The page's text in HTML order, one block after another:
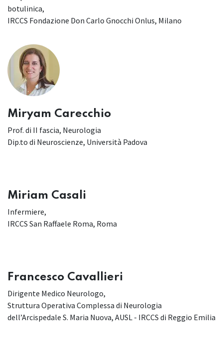
botulinica,
IRCCS Fondazione Don Carlo Gnocchi Onlus, Milano
Miryam Carecchio
Prof. di II fascia, Neurologia
Dip.to di Neuroscienze, Università Padova
Miriam Casali
Infermiere,
IRCCS San Raffaele Roma, Roma
Francesco Cavallieri
Dirigente Medico Neurologo,
Struttura Operativa Complessa di Neurologia
dell’Arcispedale S. Maria Nuova, AUSL - IRCCS di Reggio Emilia